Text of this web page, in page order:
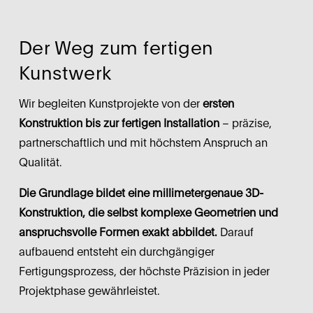
Der Weg zum fertigen
Kunstwerk
Wir begleiten Kunstprojekte von der ersten
Konstruktion bis zur fertigen Installation – präzise,
partnerschaftlich und mit höchstem Anspruch an
Qualität.
Die Grundlage bildet eine millimetergenaue 3D-
Konstruktion, die selbst komplexe Geometrien und
anspruchsvolle Formen exakt abbildet. Darauf
aufbauend entsteht ein durchgängiger
Fertigungsprozess, der höchste Präzision in jeder
Projektphase gewährleistet.